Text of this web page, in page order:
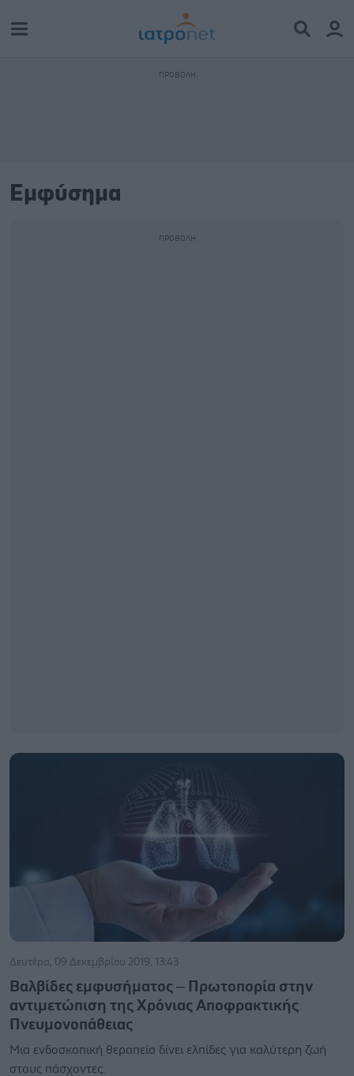
Εμφύσημα
Δευτέρα, 09 Δεκεμβρίου 2019, 13:43
Βαλβίδες εμφυσήματος – Πρωτοπορία στην
αντιμετώπιση της Χρόνιας Αποφρακτικής
Πνευμονοπάθειας
Μια ενδοσκοπική θεραπεία δίνει ελπίδες για καλύτερη ζωή
στους πάσχοντες.